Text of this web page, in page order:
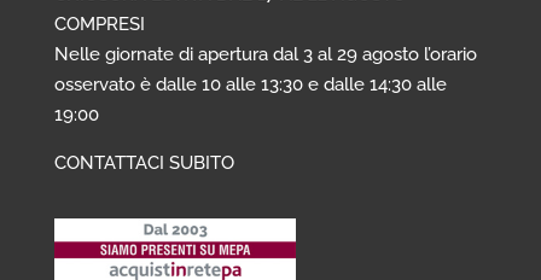
COMPRESI
Nelle giornate di apertura dal 3 al 29 agosto l’orario
osservato è dalle 10 alle 13:30 e dalle 14:30 alle
19:00
CONTATTACI SUBITO